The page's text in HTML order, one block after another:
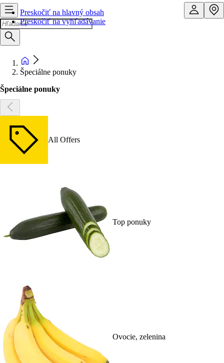
Preskočiť na hlavný obsah
Preskočiť na vyhľadávanie
Špeciálne ponuky
Špeciálne ponuky
All Offers
Top ponuky
Ovocie, zelenina